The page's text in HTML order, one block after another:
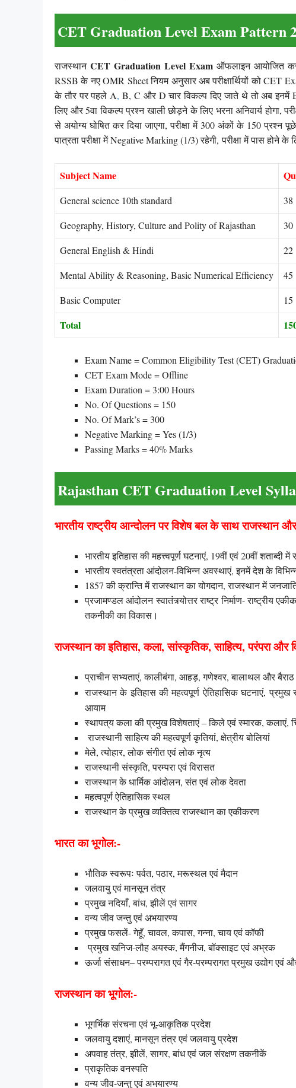
CET Graduation Level Exam Pattern
राजस्थान CET Graduation Level Exam ऑफलाइन आयोजित
RSSB के नए OMR Sheet नियम अनुसार अब परीक्षार्थियों को CET
के तौर पर पहले A, B, C और D चार विकल्प दिए जाते थे तो अब इनमें
लिए और 5वा विकल्प प्रश्न खाली छोड़ने के लिए भरना अनिवार्य होगा,
से अयोग्य घोषित कर दिया जाएगा, परीक्षा में 300 अंकों के 150
पात्रता परीक्षा में Negative Marking (1/3) रहेगी, परीक्षा में पास होने
Subject Name
General science 10th standard 38
Geography, History, Culture and Polity of Rajasthan
30
General English & Hindi
22
Mental Ability & Reasoning, Basic Numerical Efficiency
45
Basic Computer
15
Total
Exam Name = Common Eligibility Test (CET)
CET Exam Mode = Offline
Exam Duration = 3:00 Hours
No. Of Questions = 150
No. Of Mark’s = 300
Negative Marking = Yes (1/3)
Passing Marks = 40% Marks
Rajasthan CET Graduation Level
भारतीय राष्ट्रीय आन्दोलन पर विशेष बल के साथ राजस्थान
भारतीय इतिहास की महत्त्वपूर्ण घटनाएं, 19वीं एवं 20वीं शताब्दी
भारतीय स्वतंत्रता आंदोलन-विभिन्न अवस्थाएं, इनमें देश के
1857 की क्रान्ति में राजस्थान का योगदान, राजस्थान में
प्रजामण्डल आंदोलन स्वातंत्र्योत्तर राष्ट्र निर्माण- राष्ट्रीय
तकनीकी का विकास।
राजस्थान का इतिहास, कला, सांस्कृतिक, साहित्य, परंपरा और
प्राचीन सभ्यताएं, कालीबंगा, आहड़, गणेश्वर, बालाथल और बैराठ
राजस्थान के इतिहास की महत्वपूर्ण ऐतिहासिक घटनाएं,
आयाम
स्थापत्य कला की प्रमुख विशेषताएं – किले एवं स्मारक, कलाएं,
राजस्थानी साहित्य की महत्वपूर्ण कृतियां, क्षेत्रीय बोलियां
मेले, त्योहार, लोक संगीत एवं लोक नृत्य
राजस्थानी संस्कृति, परम्परा एवं विरासत
राजस्थान के धार्मिक आंदोलन, संत एवं लोक देवता
महत्वपूर्ण ऐतिहासिक स्थल
राजस्थान के प्रमुख व्यक्तित्व राजस्थान का एकीकरण
भारत का भूगोल:-
भौतिक स्वरूपः पर्वत, पठार, मरूस्थल एवं मैदान
जलवायु एवं मानसून तंत्र
प्रमुख नदियाँ, बांध,झीलें एवं सागर
वन्य जीव जन्तु एवं अभयारण्य
प्रमुख फसलें- गेहूँ, चावल, कपास, गन्ना, चाय एवं कॉफी
प्रमुख खनिज-लौह अयस्क, मैंगनीज, बॉक्साइट एवं अभ्रक
ऊर्जा संसाधन– परम्परागत एवं गैर-परम्परागत प्रमुख उद्योग एवं
राजस्थान का भूगोल:-
भूगर्भिक संरचना एवं भू-आकृतिक प्रदेश
जलवायु दशाएं, मानसून तंत्र एवं जलवायु प्रदेश
अपवाह तंत्र, झीलें, सागर, बांध एवं जल संरक्षण तकनीकें
प्राकृतिक वनस्पति
वन्य जीव-जन्तु एवं अभयारण्य